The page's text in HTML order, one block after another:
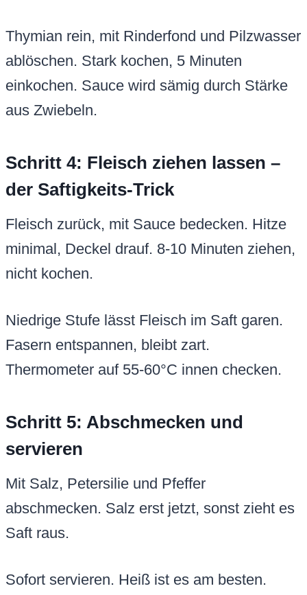
Thymian rein, mit Rinderfond und Pilzwasser
ablöschen. Stark kochen, 5 Minuten
einkochen. Sauce wird sämig durch Stärke
aus Zwiebeln.
Schritt 4: Fleisch ziehen lassen –
der Saftigkeits-Trick
Fleisch zurück, mit Sauce bedecken. Hitze
minimal, Deckel drauf. 8-10 Minuten ziehen,
nicht kochen.
Niedrige Stufe lässt Fleisch im Saft garen.
Fasern entspannen, bleibt zart.
Thermometer auf 55-60°C innen checken.
Schritt 5: Abschmecken und
servieren
Mit Salz, Petersilie und Pfeffer
abschmecken. Salz erst jetzt, sonst zieht es
Saft raus.
Sofort servieren. Heiß ist es am besten.